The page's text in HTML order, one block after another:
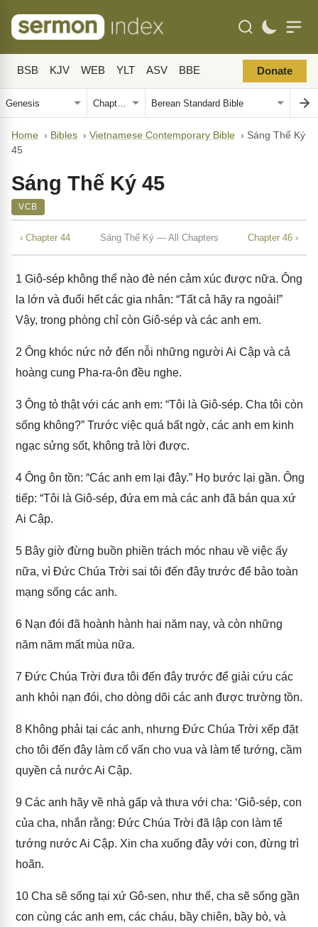
BSB KJV WEB YLT ASV BBE Donate
Home › Bibles › Vietnamese Contemporary Bible › Sáng Thế Ký
45
Sáng Thế Ký 45
VCB
‹ Chapter 44 Sáng Thế Ký — All Chapters Chapter 46 ›
1 Giô-sép không thể nào đè nén cảm xúc được nữa. Ông
la lớn và đuổi hết các gia nhân: “Tất cả hãy ra ngoài!”
Vậy, trong phòng chỉ còn Giô-sép và các anh em.
2 Ông khóc nức nở đến nỗi những người Ai Cập và cả
hoàng cung Pha-ra-ôn đều nghe.
3 Ông tỏ thật với các anh em: “Tôi là Giô-sép. Cha tôi còn
sống không?” Trước việc quá bất ngờ, các anh em kinh
ngạc sửng sốt, không trả lời được.
4 Ông ôn tồn: “Các anh em lại đây.” Họ bước lại gần. Ông
tiếp: “Tôi là Giô-sép, đứa em mà các anh đã bán qua xứ
Ai Cập.
5 Bây giờ đừng buồn phiền trách móc nhau về việc ấy
nữa, vì Đức Chúa Trời sai tôi đến đây trước để bảo toàn
mạng sống các anh.
6 Nạn đói đã hoành hành hai năm nay, và còn những
năm năm mất mùa nữa.
7 Đức Chúa Trời đưa tôi đến đây trước để giải cứu các
anh khỏi nạn đói, cho dòng dõi các anh được trường tồn.
8 Không phải tại các anh, nhưng Đức Chúa Trời xếp đặt
cho tôi đến đây làm cố vấn cho vua và làm tể tướng, cầm
quyền cả nước Ai Cập.
9 Các anh hãy về nhà gấp và thưa với cha: ‘Giô-sép, con
của cha, nhắn rằng: Đức Chúa Trời đã lập con làm tể
tướng nước Ai Cập. Xin cha xuống đây với con, đừng trì
hoãn.
10 Cha sẽ sống tại xứ Gô-sen, như thế, cha sẽ sống gần
con cùng các anh em, các cháu, bầy chiên, bầy bò, và